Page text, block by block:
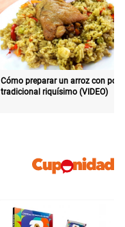
Cómo preparar un arroz con pollo
tradicional riquísimo (VIDEO)